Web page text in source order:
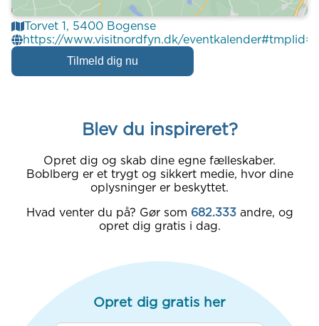
Torvet 1 , 5400 Bogense
https://www.visitnordfyn.dk/
Tilmeld dig nu
Blev du inspireret?
Opret dig og skab dine egne fælleskaber.
Boblberg er et trygt og sikkert medie, hvor dine
oplysninger er beskyttet.
Hvad venter du på? Gør som 682.333 andre, og
opret dig gratis i dag.
Opret dig gratis her